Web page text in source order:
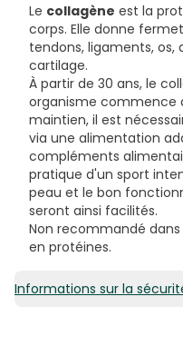
de potassium,
hyaluronique ; sulfate
sélénium ; édulcorant :
Le collagène est la
corps. Elle donne
tendons, ligaments, os,
cartilage.
À partir de 30 ans, le
organisme commence
maintien, il est
via une alimentation
compléments
pratique d'un sport
peau et le bon
seront ainsi facilités.
Non recommandé
en protéines.
Informations sur la